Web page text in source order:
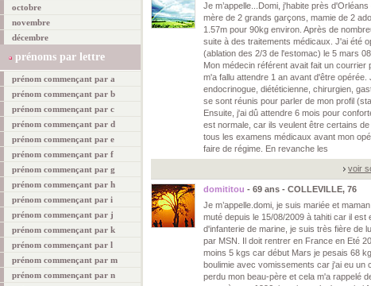
octobre
novembre
décembre
prénoms par lettre
prénom commençant par a
prénom commençant par b
prénom commençant par c
prénom commençant par d
prénom commençant par e
prénom commençant par f
prénom commençant par g
prénom commençant par h
prénom commençant par i
prénom commençant par j
prénom commençant par k
prénom commençant par l
prénom commençant par m
prénom commençant par n
Je m’appelle...Domi, j'habite près
mère de 2 grands garçons, mamie de 2
1.57m pour 90kg environ. Après de
suite à des traitements médicaux. J'ai été
(ablation des 2/3 de l'estomac) le 5 mars
Mon médecin référent avait fait un courrier
m'a fallu attendre 1 an avant d'être opérée.
endocrinogue, diététicienne, chirurgien,
se sont réunis pour parler de mon profil
Ensuite, j'ai dû attendre 6 mois pour
est normale, car ils veulent être certains
tous les examens médicaux avant mon
faire de régime. En revanche les
voir
domititou - 69 ans - COLLEVILLE, 76
Je m’appelle.domi, je suis mariée et
muté depuis le 15/08/2009 à tahiti car il est
d'infanterie de marine, je suis très fière de
par MSN. Il doit rentrer en France en Eté
moins 5 kgs car début Mars je pesais 68
boulimie avec vomissements car j'ai eu un
perdu mon beau-père et cela m'a rappelé